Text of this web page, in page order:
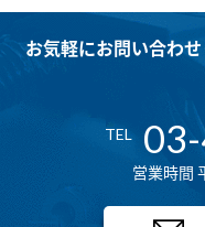
お気軽にお問い合わ
TEL
営業時間